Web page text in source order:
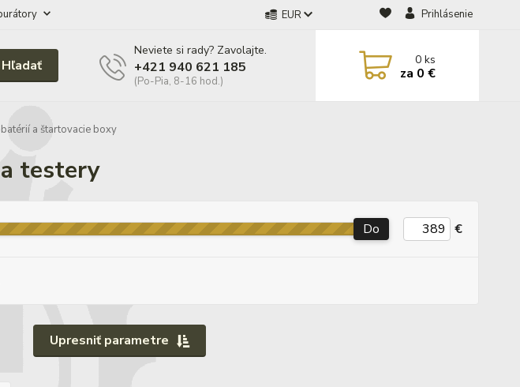
EUR Prihlásenie
Hľadať
Neviete si rady? Zavolajte.
+421 940 621 185
(Po-Pia, 8-16 hod.)
0ks
za 0 €
a štartovacie boxy
testery
Upresniť parametre
Do €